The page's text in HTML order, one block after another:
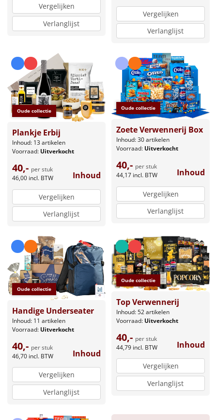
Vergelijken
Verlanglijst
Vergelijken
Verlanglijst
Oude collectie
Plankje Erbij
Inhoud: 13 artikelen
Voorraad: Uitverkocht
40,- per stuk
46,00 incl. BTW Inhoud
Vergelijken
Verlanglijst
Oude collectie
Zoete Verwennerij Box
Inhoud: 30 artikelen
Voorraad: Uitverkocht
40,- per stuk
44,17 incl. BTW Inhoud
Vergelijken
Verlanglijst
Oude collectie
Handige Underseater
Inhoud: 11 artikelen
Voorraad: Uitverkocht
40,- per stuk
46,70 incl. BTW Inhoud
Vergelijken
Verlanglijst
Oude collectie
Top Verwennerij
Inhoud: 52 artikelen
Voorraad: Uitverkocht
40,- per stuk
44,79 incl. BTW Inhoud
Vergelijken
Verlanglijst